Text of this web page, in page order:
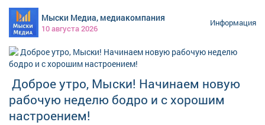
найденное в России, и потому оно получило
собственное научное название. Кроме того, лекторы
расскажут и о новом виде динозавров, открытом на
раскопках в Шестаково всего три года назад. Его
назвали Киякурсор лонгипес. Такие проекты помогают
жителям и гостям региона по-новому открывать наш
край - не только как мощный промышленный центр, но
и как территорию с уникальным природным,
историческим и культурным наследием.
Мыски Медиа, медиакомпания
10 августа 2026
Информация
️ Доброе утро, Мыски! Начинаем новую
рабочую неделю бодро и с хорошим
настроением!